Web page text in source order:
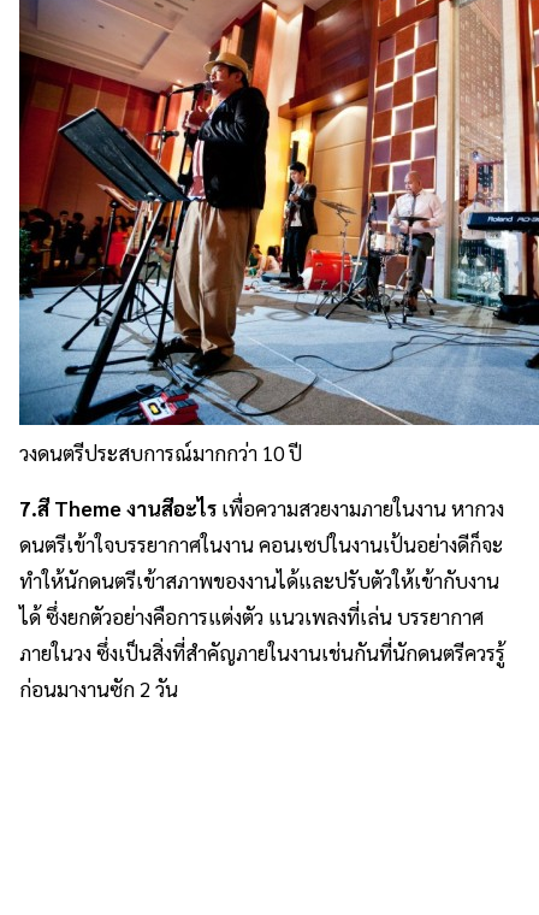
วงดนตรีประสบการณ์มากกว่า 10 ปี
7.สี Theme งานสีอะไร เพื่อความสวยงามภายในงาน หากวง
ดนตรีเข้าใจบรรยากาศในงาน คอนเซปในงานเป้นอย่างดีก็จะ
ทำให้นักดนตรีเข้าสภาพของงานได้และปรับตัวให้เข้ากับงาน
ได้ ซึ่งยกตัวอย่างคือการแต่งตัว แนวเพลงที่เล่น บรรยากาศ
ภายในวง ซึ่งเป็นสิ่งที่สำคัญภายในงานเช่นกันที่นักดนตรีควรรู้
ก่อนมางานซัก 2 วัน